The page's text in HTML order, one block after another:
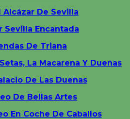
Alcázar De Sevilla
Sevilla Encantada
De Triana
La Macarena Y Dueñas
De Las Dueñas
De Bellas Artes
En Coche De Caballos